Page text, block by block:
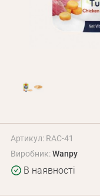
Артикул: RAC-41
Виробник:Wanpy
В наявності